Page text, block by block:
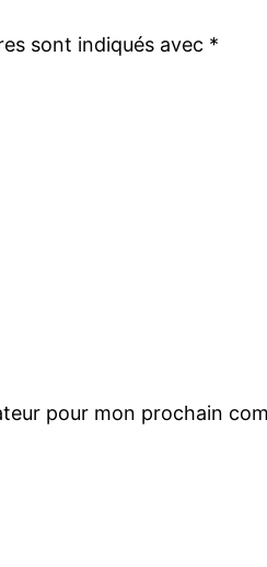
sont indiqués avec *
pour mon prochain